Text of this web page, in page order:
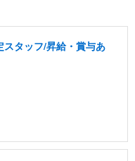
スタッフ/昇給・賞与あ